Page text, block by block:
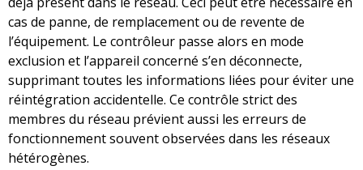
cas de panne, de remplacement ou de revente de
l’équipement. Le contrôleur passe alors en mode
exclusion et l’appareil concerné s’en déconnecte,
supprimant toutes les informations liées pour éviter une
réintégration accidentelle. Ce contrôle strict des
membres du réseau prévient aussi les erreurs de
fonctionnement souvent observées dans les réseaux
hétérogènes.